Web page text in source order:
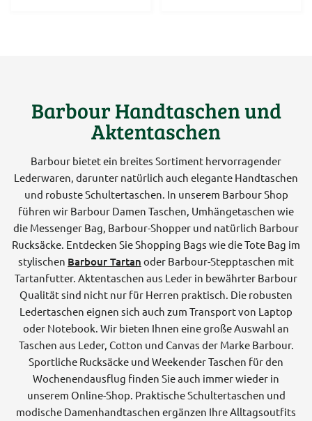
Barbour Handtaschen und
Aktentaschen
Barbour bietet ein breites Sortiment hervorragender
Lederwaren, darunter natürlich auch elegante Handtaschen
und robuste Schultertaschen. In unserem Barbour Shop
führen wir Barbour Damen Taschen, Umhängetaschen wie
die Messenger Bag, Barbour-Shopper und natürlich Barbour
Rucksäcke. Entdecken Sie Shopping Bags wie die Tote Bag im
stylischen Barbour Tartan oder Barbour-Stepptaschen mit
Tartanfutter. Aktentaschen aus Leder in bewährter Barbour
Qualität sind nicht nur für Herren praktisch. Die robusten
Ledertaschen eignen sich auch zum Transport von Laptop
oder Notebook. Wir bieten Ihnen eine große Auswahl an
Taschen aus Leder, Cotton und Canvas der Marke Barbour.
Sportliche Rucksäcke und Weekender Taschen für den
Wochenendausflug finden Sie auch immer wieder in
unserem Online-Shop. Praktische Schultertaschen und
modische Damenhandtaschen ergänzen Ihre Alltagsoutfits